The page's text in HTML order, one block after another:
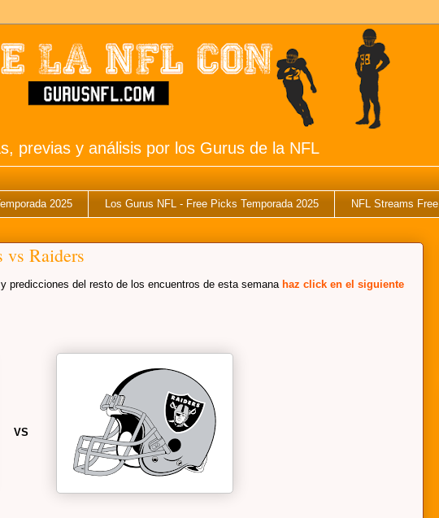
previas y análisis por los Gurus de la NFL
2025 Los Gurus NFL - Free Picks Temporada 2025 NFL Streams Free
vs Raiders
predicciones del resto de los encuentros de esta semana haz click en el siguiente
VS